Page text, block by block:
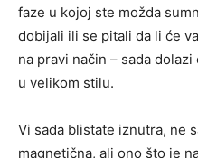
faze u kojoj ste možda
dobijali ili se pitali da li će
na pravi način – sada
u velikom stilu.
Vi sada blistate iznutra, ne
magnetična, ali ono što je